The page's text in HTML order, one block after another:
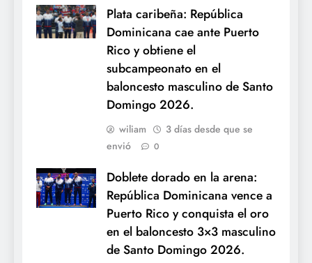
Plata caribeña: República
Dominicana cae ante Puerto
Rico y obtiene el
subcampeonato en el
baloncesto masculino de Santo
Domingo 2026.
wiliam
3 días desde que se
envió
0
Doblete dorado en la arena:
República Dominicana vence a
Puerto Rico y conquista el oro
en el baloncesto 3×3 masculino
de Santo Domingo 2026.